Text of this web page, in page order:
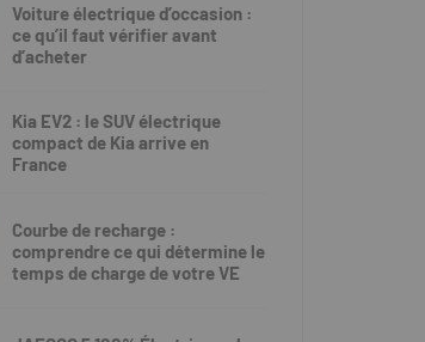
Voiture électrique d’occasion :
ce qu’il faut vérifier avant
d’acheter
Kia EV2 : le SUV électrique
compact de Kia arrive en
France
Courbe de recharge :
comprendre ce qui détermine le
temps de charge de votre VE